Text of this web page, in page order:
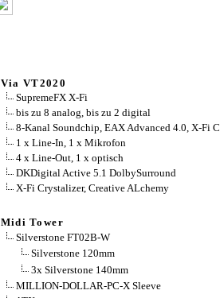
Via VT2020
SupremeFX X-Fi
bis zu 8 analog, bis zu 2 digital
8-Kanal Soundchip, EAX Advanced 4.0, X-Fi
1 x Line-In, 1 x Mikrofon
4 x Line-Out, 1 x optisch
DKDigital Active 5.1 DolbySurround
X-Fi Crystalizer, Creative ALchemy
Midi Tower
Silverstone FT02B-W
Silverstone 120mm
3x Silverstone 140mm
MILLION-DOLLAR-PC-X Sleeve